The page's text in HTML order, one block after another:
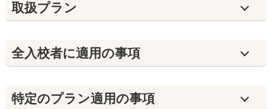
取扱プラン
全入校者に適用の事項
特定のプラン適用の事項